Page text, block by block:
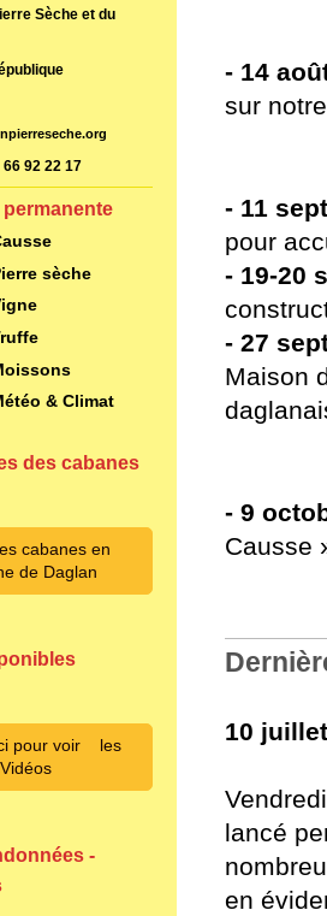
- 14
sur
- 11
pour
- 19-20
- 27
Maison
- 9
Causse
10
lancé
en
Sèche et du
92 22 17
sèche
& Climat
des cabanes
cabanes en
de Daglan
pour voir les
Vidéos
-